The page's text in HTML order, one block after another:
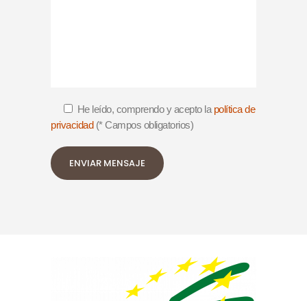
He leído, comprendo y acepto la política de
privacidad(* Campos obligatorios)